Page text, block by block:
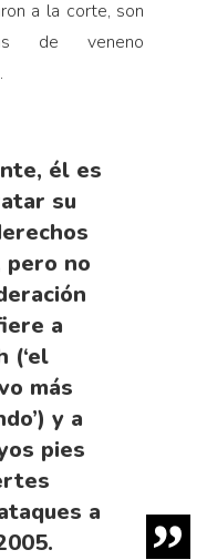
a la corte, son
de veneno
él es
su
pero no
a
(‘el
más
y a
pies
a